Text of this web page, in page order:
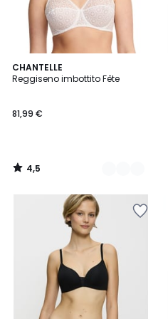
CHANTELLE
Reggiseno imbottito Fête
81,99 €
4,5
/ 5
2
Colori
4,5
/